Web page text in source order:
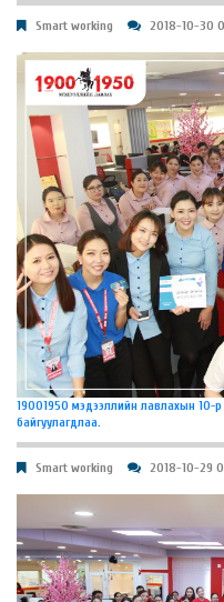
Smart working 2018-10-30
19001950 мэдээллийн лавлахын 10-р
байгуулагдлаа.
Smart working 2018-10-29